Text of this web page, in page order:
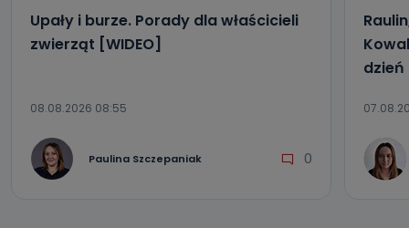
Upały i burze. Porady dla właścicieli
zwierząt [WIDEO]
08.08.2026 08:55
Paulina Szczepaniak 0
dzień